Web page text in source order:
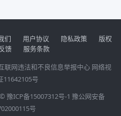
们 用户协议 隐私政策
版权
馈
服务条款
联网违法和不良信息举报中心 网络视
11642105号
豫ICP备15007312号-1 豫公网安备
号